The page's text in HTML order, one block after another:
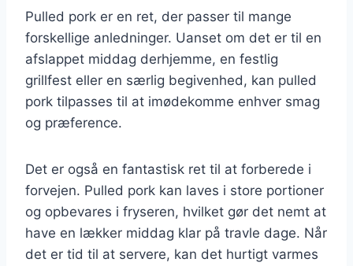
Pulled pork er en ret, der passer til mange
forskellige anledninger. Uanset om det er til en
afslappet middag derhjemme, en festlig
grillfest eller en særlig begivenhed, kan pulled
pork tilpasses til at imødekomme enhver smag
og præference.
Det er også en fantastisk ret til at forberede i
forvejen. Pulled pork kan laves i store portioner
og opbevares i fryseren, hvilket gør det nemt at
have en lækker middag klar på travle dage. Når
det er tid til at servere, kan det hurtigt varmes